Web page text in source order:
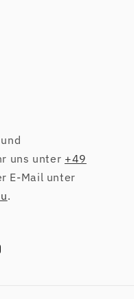
uns unter +49
E-Mail unter
.